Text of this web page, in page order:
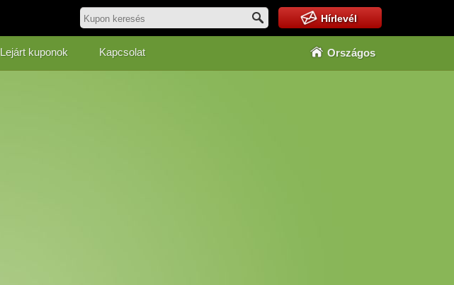
Hírlevél
Lejárt kuponok Kapcsolat Országos